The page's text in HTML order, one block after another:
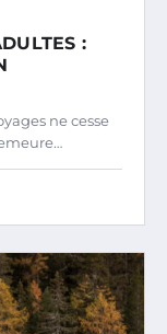
:
ne cesse